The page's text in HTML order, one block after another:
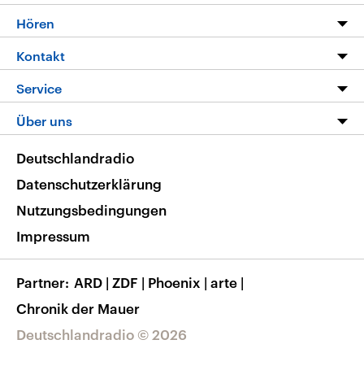
Programm
Die Nachrichten
Nachrichtenleicht
Neue Beiträge auf dlf.de
Hören
Livestream
Podcasts
Deutschlandfunk App
Nachrichten App
Frequenzen
Kontakt
Hörerservice
Service
FAQ
Veranstaltungen
Musikliste
RSS
Über uns
Barrierefreiheit
Deutschlandradio © 2026
Deutschlandradio
Datenschutzerklärung
Nutzungsbedingungen
Impressum
Partner ARD | ZDF | Phoenix | arte |
Chronik der Mauer